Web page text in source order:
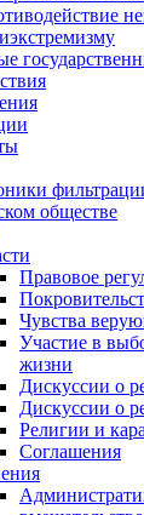
обществе
Правовое
Чувства
Участие в
жизни
Дискуссии о
Дискуссии о
Религии и
Соглашения